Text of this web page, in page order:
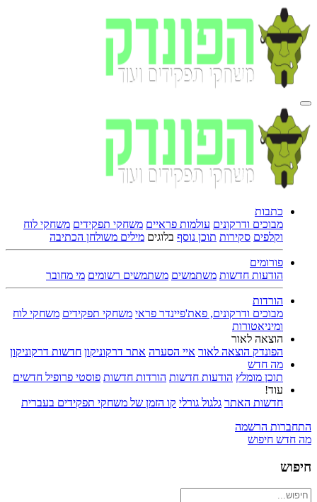
כתבות
מבוכים ודרקונים עולמות פראיים משחקי תפקידים משחקי לוח
וקלפים סקירות תוכן נוסף בלוגים מילים משולחן הכתיבה
פורומים
הודעות חדשות משתמשים משתמשים רשומים מי מחובר
הורדות
מבוכים ודרקונים, פאת'פיינדר פראי משחקי תפקידים משחקי לוח
ומיניאטורות
הוצאה לאור
הפונדק הוצאה לאור איי הסערה אתר דרקוניקון חדשות דרקוניקון
מה חדש
תוכן מומלץ הודעות חדשות הורדות חדשות פוסטי פרופיל חדשים
עוד!
חדשות האתר גלגול גורלי קו הזמן של משחקי תפקידים בעברית
התחברות הרשמה
מה חדש חיפוש
חיפוש